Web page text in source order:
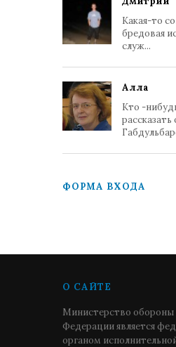
Какая-то
бредовая
служ...
Алла
Кто -
ФОРМА ВХОДА
О САЙТЕ
Министерство обороны
Федерации является
органом